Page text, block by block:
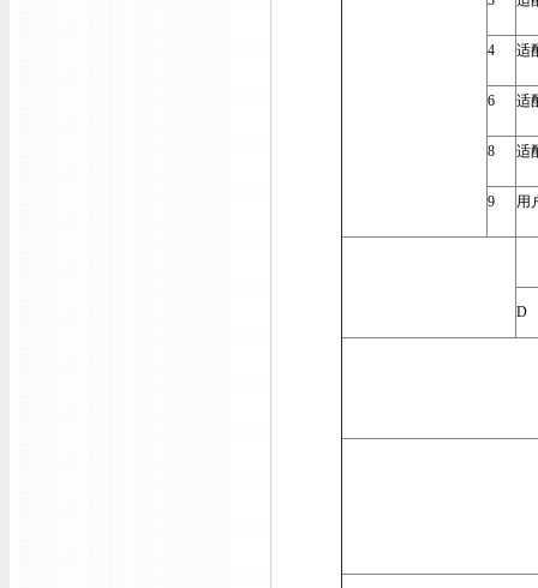
4 适
6 适
8 适
9 用
D